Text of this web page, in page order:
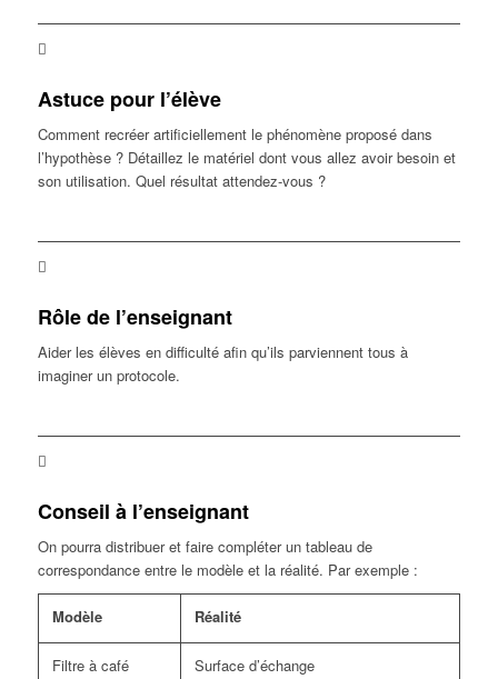
Astuce pour l’élève
Comment recréer artificiellement le phénomène proposé dans
l’hypothèse ? Détaillez le matériel dont vous allez avoir besoin et
son utilisation. Quel résultat attendez-vous ?
Rôle de l’enseignant
Aider les élèves en difficulté afin qu’ils parviennent tous à
imaginer un protocole.
Conseil à l’enseignant
On pourra distribuer et faire compléter un tableau de
correspondance entre le modèle et la réalité. Par exemple :
Modèle Réalité
Filtre à café Surface d’échange